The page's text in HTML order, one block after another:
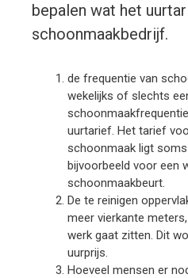
bepalen wat het
schoonmaakbedrijf.
de frequentie van
wekelijks of slechts
uurtarief. Het tarief
schoonmaak ligt
bijvoorbeeld voor een
schoonmaakbeurt.
De te reinigen
meer vierkante
werk gaat zitten. Dit
uurprijs.
Hoeveel mensen er